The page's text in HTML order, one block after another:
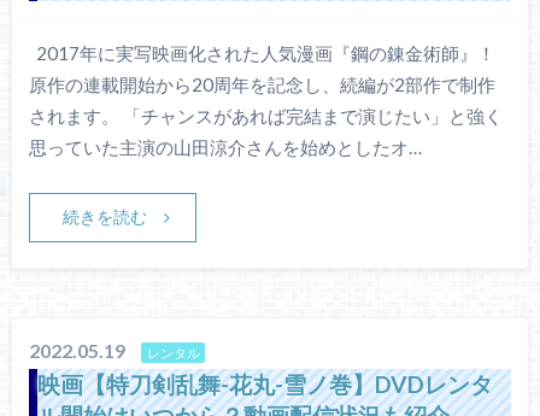
2017年に実写映画化された人気漫画『鋼の錬金術師』！
原作の連載開始から20周年を記念し、続編が2部作で制作
されます。 「チャンスがあれば完結まで演じたい」と強く
思っていた主演の山田涼介さんを始めとしたオ…
続きを読む
2022.05.19 レンタル
映画【特刀剣乱舞-花丸-雪ノ巻】DVDレンタ